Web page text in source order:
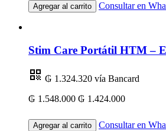
Agregar al carrito Consultar en
Stim Care Portátil HTM –
₲ 1.324.320 vía Bancard
₲ 1.548.000 ₲ 1.424.000
Agregar al carrito Consultar en